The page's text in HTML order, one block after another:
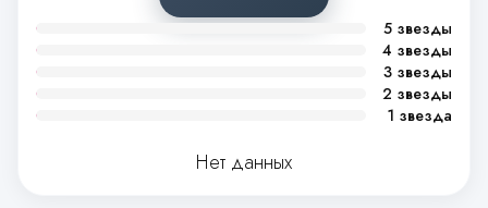
5 звезды
4 звезды
3 звезды
2 звезды
1 звезда
Нет данных